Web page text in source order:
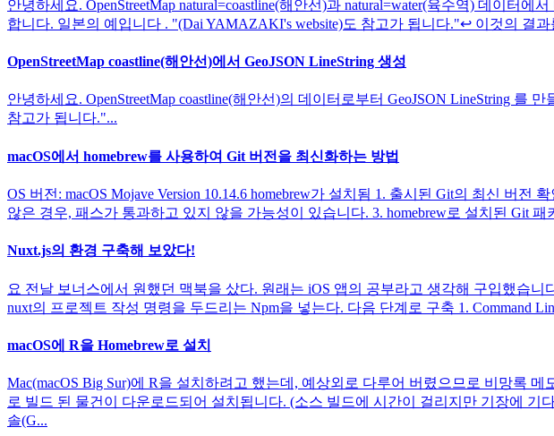
안녕하세요. OpenStreetMap natural=coastline(해안선)과 natural=water(육수역) 데이터
합니다. 일본의 예입니다 . "(Dai YAMAZAKI's website)도 참고가 됩니다."↩ 이것의 결과
OpenStreetMap coastline(해안선)에서 GeoJSON LineString 생성
안녕하세요. OpenStreetMap coastline(해안선)의 데이터로부터 GeoJSON LineString
참고가 됩니다."...
macOS에서 homebrew를 사용하여 Git 버전을 최신화하는 방법
OS 버전: macOS Mojave Version 10.14.6 homebrew가 설치됨 1. 출시된 Git의 최신 버
않은 경우, 패스가 통과하고 있지 않을 가능성이 있습니다. 3. homebrew로 설치된 Git
Nuxt.js의 환경 구축해 보았다!
요 전날 보너스에서 원했던 맥북을 샀다. 원래는 iOS 앱의 공부라고 생각해 구입했습
nuxt의 프로젝트 작성 명령을 두드리는 Npm을 넣는다. 다음 단계로 구축 1. Command
macOS에 R을 Homebrew로 설치
Mac(macOS Big Sur)에 R을 설치하려고 했는데, 예상외로 다루어 버렸으므로 비망록
로 빌드 된 물건이 다운로드되어 설치됩니다. (소스 빌드에 시간이 걸리지만 기장에
솔(G...